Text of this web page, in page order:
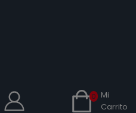
0
Mi
Carrito